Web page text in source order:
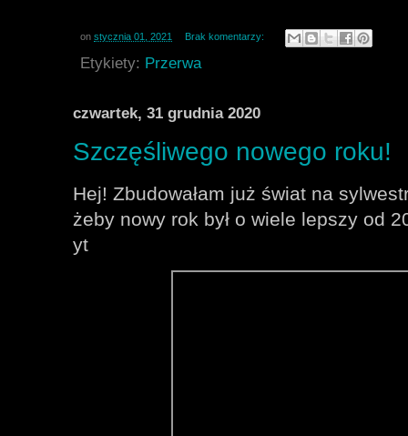
on stycznia 01, 2021 Brak komentarzy:
Etykiety: Przerwa
czwartek, 31 grudnia 2020
Szczęśliwego nowego roku!
Hej! Zbudowałam już świat na
żeby nowy rok był o wiele lepszy od
yt